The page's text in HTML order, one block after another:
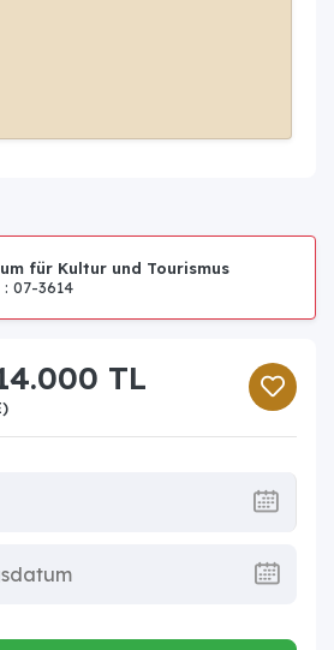
für Kultur und Tourismus
07-3614
TL